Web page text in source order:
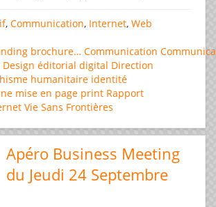
, Communication, Internet, Web
brochure… Communication
Design éditorial digital Direction
humanitaire identité
mise en page print Rapport
Vie Sans Frontières
Apéro Business Meeting
du Jeudi 24 Septembre